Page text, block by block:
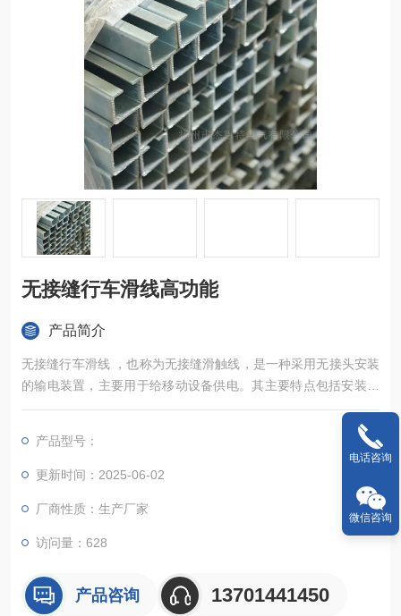
无接缝行车滑线高功能
产品简介
无接缝行车滑线 ‌，也称为无接缝滑触线，是一种采用无接头安装
的输电装置，主要用于给移动设备供电。其主要特点包括安装简
便、省时，运行平稳且速度快，噪音低。无接缝滑线通常使用 无
产品型号：
更新时间：2025-06-02
厂商性质：生产厂家
访问量：628
产品咨询 13701441450
电话咨询
微信咨询